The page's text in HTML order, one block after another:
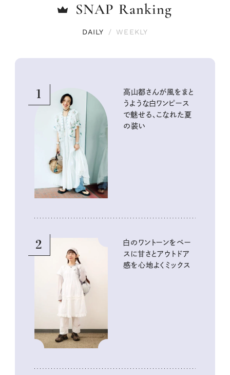
SNAP Ranking
DAILY / WEEKLY
1
高山都さんが風をまと
うような白ワンピース
で魅せる、こなれた夏
の装い
2
白のワントーンをベー
スに甘さとアウトドア
感を心地よくミックス